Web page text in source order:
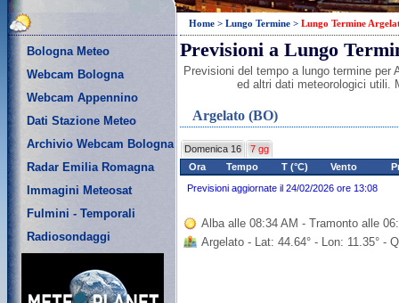
Bologna Meteo
Webcam Bologna
Webcam Appennino
Dati Stazione Meteo
Archivio Webcam Bologna
Radar Emilia Romagna
Immagini Meteosat
Fulmini - Temporali
Radiosondaggi
Home > Lungo Termine > Lungo Termine
Previsioni a Lungo
Previsioni del tempo a lungo termine
ed altri dati meteorologici utili.
Argelato (BO)
Domenica 16
7 gg
Ora
Tempo T (°C) Vento
Previsioni aggiornate il 24/02/2026 ore 13:08
Alba alle 08:34 AM - Tramonto alle
Argelato - Lat: 44.64° - Lon: 11.35° -